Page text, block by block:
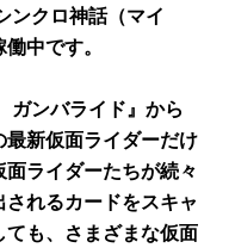
ンクロ神話（マイ
中です。
ンバライド』から
新仮面ライダーだけ
ライダーたちが続々
れるカードをスキャ
も、さまざまな仮面